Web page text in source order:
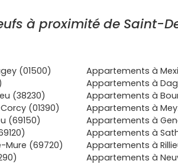
à proximité de Saint-
(01500)
Appartements à
Appartements à
(38230)
Appartements à
(01390)
Appartements à
(69150)
Appartements à
Appartements à
(69720)
Appartements à
Appartements à